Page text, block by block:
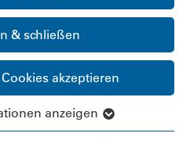
& schließen
akzeptieren
anzeigen